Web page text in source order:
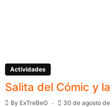
Actividades
Salita del Cómic y
By ExTreBeO 30 de agosto de